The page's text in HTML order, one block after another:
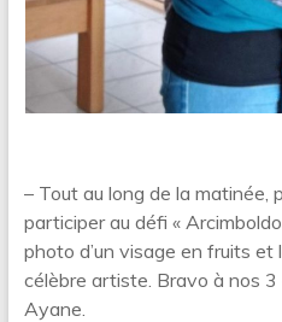
– Tout au long de la matinée,
participer au défi «
photo d’un visage en fruits et
célèbre artiste. Bravo à nos
Ayane.